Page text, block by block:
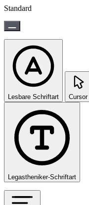
Standard
Lesbare Schriftart Cursor
Legastheniker-Schriftart